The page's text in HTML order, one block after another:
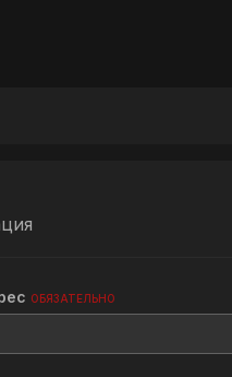
ОБЯЗАТЕЛЬНО